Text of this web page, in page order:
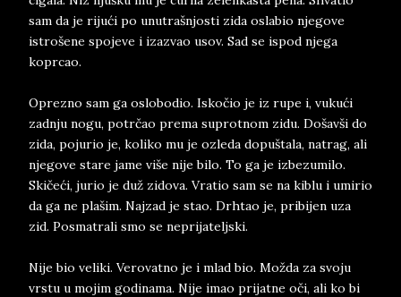
sam da je rijući po unutrašnjosti zida oslabio njegove
istrošene spojeve i izazvao usov. Sad se ispod njega
koprcao.
Oprezno sam ga oslobodio. Iskočio je iz rupe i, vukući
zadnju nogu, potrčao prema suprotnom zidu. Došavši do
zida, pojurio je, koliko mu je ozleda dopuštala, natrag, ali
njegove stare jame više nije bilo. To ga je izbezumilo.
Skičeći, jurio je duž zidova. Vratio sam se na kiblu i umirio
da ga ne plašim. Najzad je stao. Drhtao je, pribijen uza
zid. Posmatrali smo se neprijateljski.
Nije bio veliki. Verovatno je i mlad bio. Možda za svoju
vrstu u mojim godinama. Nije imao prijatne oči, ali ko bi